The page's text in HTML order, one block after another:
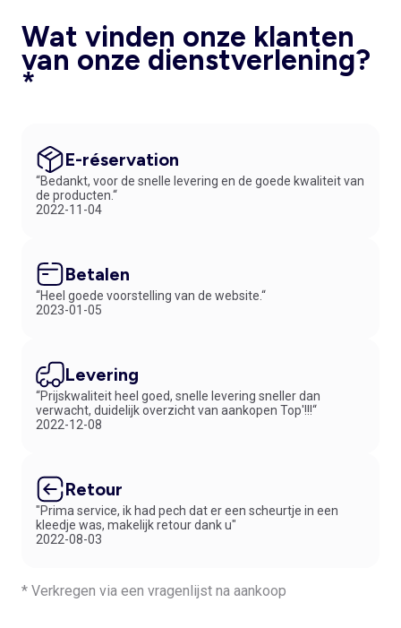
Wat vinden onze klanten
van onze dienstverlening?
*
E-réservation
“Bedankt, voor de snelle levering en de goede kwaliteit van
de producten.“
2022-11-04
Betalen
“Heel goede voorstelling van de website.“
2023-01-05
Levering
“Prijskwaliteit heel goed, snelle levering sneller dan
verwacht, duidelijk overzicht van aankopen Top'!!!“
2022-12-08
Retour
"Prima service, ik had pech dat er een scheurtje in een
kleedje was, makelijk retour dank u"
2022-08-03
* Verkregen via een vragenlijst na aankoop